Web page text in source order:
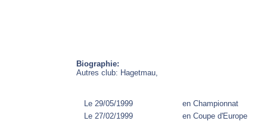
Biographie:
Autres club: Hagetmau,
Le 29/05/1999
en Championnat
Le 27/02/1999
en Coupe d'Europe